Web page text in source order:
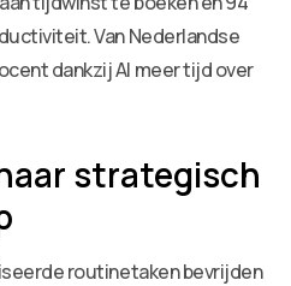
Van Nederlandse
dankzij AI meer tijd over
strategisch
routinetaken bevrijden